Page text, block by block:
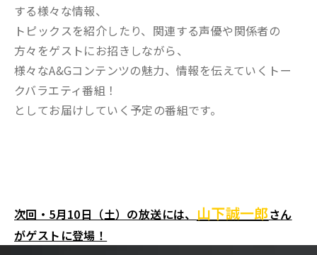
する様々な情報、
トピックスを紹介したり、関連する声優や関係者の
方々をゲストにお招きしながら、
様々なA&Gコンテンツの魅力、情報を伝えていくトー
クバラエティ番組！
としてお届けしていく予定の番組です。
次回・5月10日（土）の放送には、 山下誠一郎さん
がゲストに登場！